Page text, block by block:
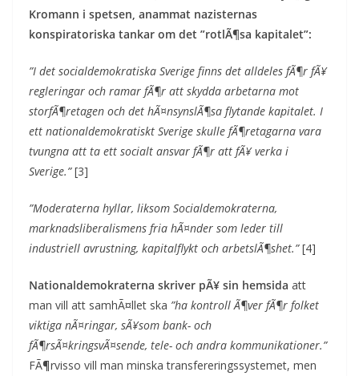
Kromann i spetsen, anammat nazisternas
konspiratoriska tankar om det ”rotlÃ¶sa kapitalet”:
”I det socialdemokratiska Sverige finns det alldeles fÃ¶r fÃ¥
regleringar och ramar fÃ¶r att skydda arbetarna mot
storfÃ¶retagen och det hÃ¤nsynslÃ¶sa flytande kapitalet. I
ett nationaldemokratiskt Sverige skulle fÃ¶retagarna vara
tvungna att ta ett socialt ansvar fÃ¶r att fÃ¥ verka i
Sverige.”[3]
”Moderaterna hyllar, liksom Socialdemokraterna,
marknadsliberalismens fria hÃ¤nder som leder till
industriell avrustning, kapitalflykt och arbetslÃ¶shet.”[4]
Nationaldemokraterna skriver pÃ¥ sin hemsida att
man vill att samhÃ¤llet ska ”ha kontroll Ã¶ver fÃ¶r folket
viktiga nÃ¤ringar, sÃ¥som bank- och
fÃ¶rsÃ¤kringsvÃ¤sende, tele- och andra kommunikationer.”
FÃ¶rvisso vill man minska transfereringssystemet, men